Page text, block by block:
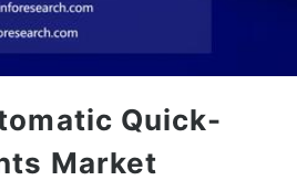
Quick-
Market